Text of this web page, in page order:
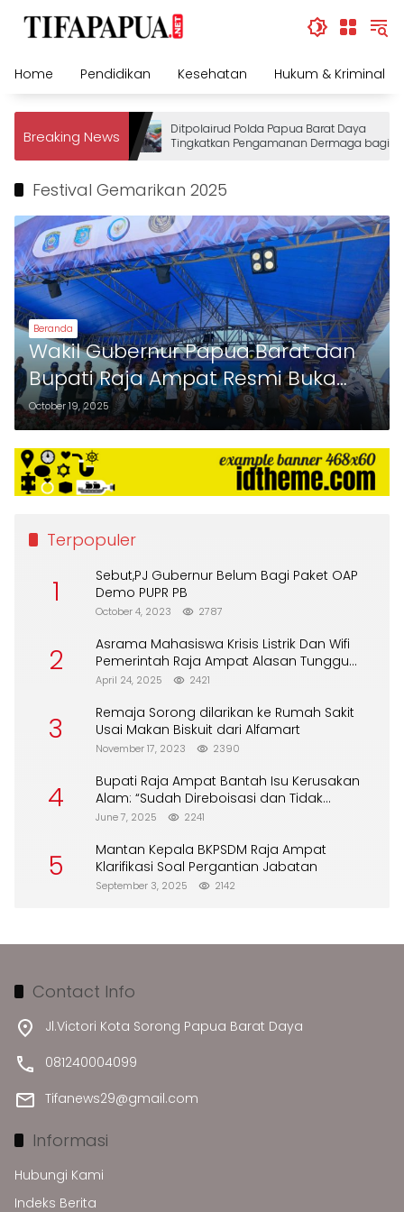
Home
Pendidikan Kesehatan Hukum & Kriminal
Breaking News
Ditpolairud Polda Papua Barat Daya
Tingkatkan Pengamanan Dermaga bagi
Wisatawan
Festival Gemarikan 2025
Beranda
Wakil Gubernur Papua Barat dan
Bupati Raja Ampat Resmi Buka
Festival Pesona Raja Ampat dan
Gemarikan 2025
October 19, 2025
Terpopuler
1
Sebut,PJ Gubernur Belum Bagi Paket OAP
Demo PUPR PB
October 4, 2023 2787
2
Asrama Mahasiswa Krisis Listrik Dan Wifi
Pemerintah Raja Ampat Alasan Tunggu
DPA
April 24, 2025 2421
3
Remaja Sorong dilarikan ke Rumah Sakit
Usai Makan Biskuit dari Alfamart
November 17, 2023 2390
4
Bupati Raja Ampat Bantah Isu Kerusakan
Alam: “Sudah Direboisasi dan Tidak
Merusak Lingkungan”
June 7, 2025 2241
5
Mantan Kepala BKPSDM Raja Ampat
Klarifikasi Soal Pergantian Jabatan
September 3, 2025 2142
Contact Info
Jl.Victori Kota Sorong Papua Barat Daya
081240004099
Tifanews29@gmail.com
Informasi
Hubungi Kami
Indeks Berita